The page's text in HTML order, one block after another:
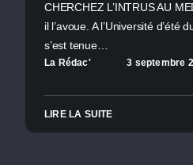
CHERCHEZ L’INTRUS AU
il l’avoue. A l’Université d’été
s’est tenue…
La Rédac' 3 septembre
LIRE LA SUITE